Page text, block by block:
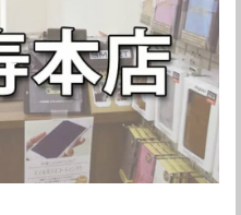
寿店の紹介